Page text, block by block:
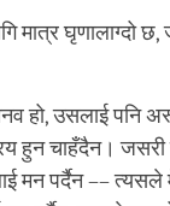
मात्र घृणालाग्दो
हो, उसलाई
हुन चाहँदैन।
मन पर्दैन –– त्यसले